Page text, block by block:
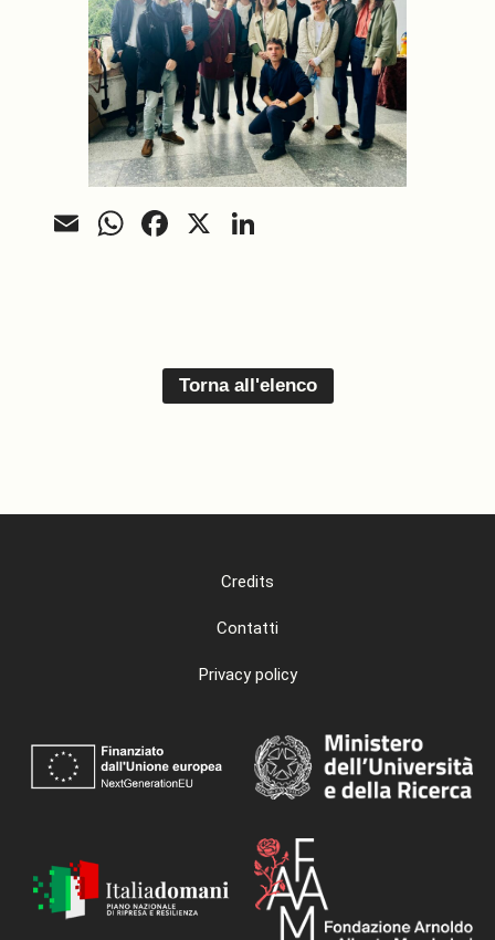
EmailWhatsApp
Facebook
X
Torna all'elenco
Credits
Contatti
Privacy policy